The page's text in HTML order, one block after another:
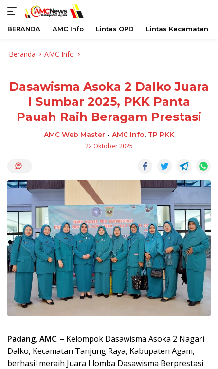
BERANDA AMC Info Lintas OPD Lintas Kecamatan
Beranda AMC Info
Dasawisma Asoka 2 Dalko Juara
I Sumbar 2025, PKK Panta
Pauah Raih Beragam Prestasi
AMC Web Master - AMC Info, TP PKK
22 Oktober 2025
Padang, AMC. – Kelompok Dasawisma Asoka 2 Nagari
Dalko, Kecamatan Tanjung Raya, Kabupaten Agam,
berhasil meraih Juara I lomba Dasawisma Berprestasi